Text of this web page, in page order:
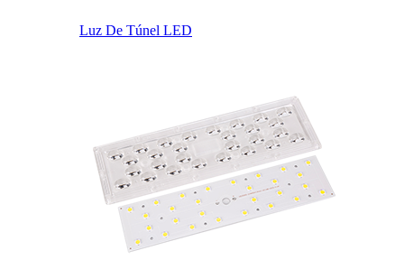
Luz De Túnel LED